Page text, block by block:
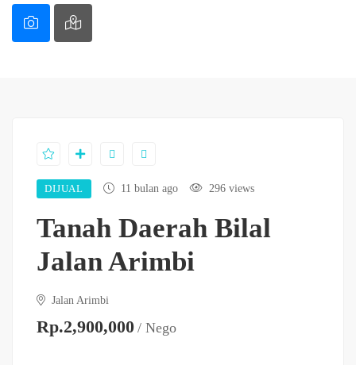
DIJUAL 11 bulan ago 296 views
Tanah Daerah Bilal
Jalan Arimbi
Jalan Arimbi
Rp.2,900,000 / Nego